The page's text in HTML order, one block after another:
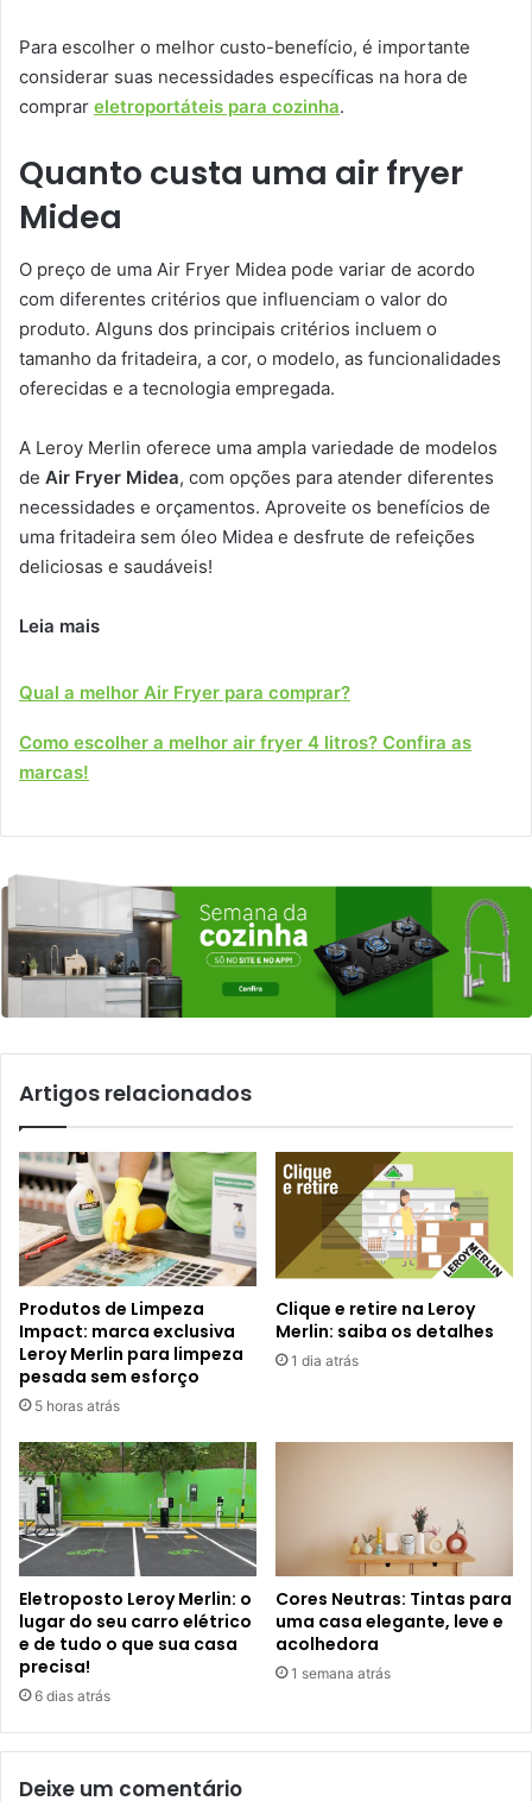
Para escolher o melhor custo-benefício, é importante
considerar suas necessidades específicas na hora de
comprar eletroportáteis para cozinha.
Quanto custa uma air fryer
Midea
O preço de uma Air Fryer Midea pode variar de acordo
com diferentes critérios que influenciam o valor do
produto. Alguns dos principais critérios incluem o
tamanho da fritadeira, a cor, o modelo, as funcionalidades
oferecidas e a tecnologia empregada.
A Leroy Merlin oferece uma ampla variedade de modelos
de Air Fryer Midea, com opções para atender diferentes
necessidades e orçamentos. Aproveite os benefícios de
uma fritadeira sem óleo Midea e desfrute de refeições
deliciosas e saudáveis!
Leia mais
Qual a melhor Air Fryer para comprar?
Como escolher a melhor air fryer 4 litros? Confira as
marcas!
Artigos relacionados
Produtos de Limpeza
Impact: marca exclusiva
Leroy Merlin para limpeza
pesada sem esforço
5 horas atrás
Clique e retire na Leroy
Merlin: saiba os detalhes
1 dia atrás
Eletroposto Leroy Merlin: o
lugar do seu carro elétrico
e de tudo o que sua casa
precisa!
6 dias atrás
Cores Neutras: Tintas para
uma casa elegante, leve e
acolhedora
1 semana atrás
Deixe um comentário